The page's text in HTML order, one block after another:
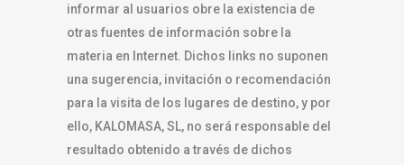
informar al usuarios obre la existencia de
otras fuentes de información sobre la
materia en Internet. Dichos links no suponen
una sugerencia, invitación o recomendación
para la visita de los lugares de destino, y por
ello, KALOMASA, SL, no será responsable del
resultado obtenido a través de dichos